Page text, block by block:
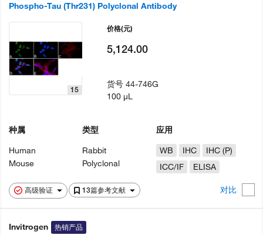
Phospho-Tau (Thr231) Polyclonal Antibody
高级验证 13篇参考文献 对比
15
种属
Human
Mouse
类型
Rabbit
Polyclonal
应用
WB
IHC
IHC (P)
ICC/IF
ELISA
价格(元)
5,124.00
货号44-746G
100 µL
Invitrogen 热销产品